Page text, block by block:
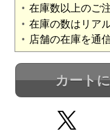
在庫数以上のご
在庫の数はリア
店舗の在庫を通
カート